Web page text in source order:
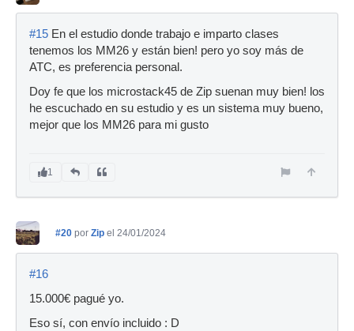
#15 En el estudio donde trabajo e imparto clases
tenemos los MM26 y están bien! pero yo soy más de
ATC, es preferencia personal.
Doy fe que los microstack45 de Zip suenan muy bien! los
he escuchado en su estudio y es un sistema muy bueno,
mejor que los MM26 para mi gusto
1
#20 por Zip el 24/01/2024
#16
15.000€ pagué yo.
Eso sí, con envío incluido : D